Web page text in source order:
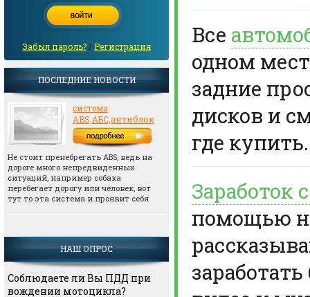
Забыл пароль? /Регистрация
ПОСЛЕДНИЕ НОВОСТИ
система
ABS,АБС,антиблок
Не стоит пренебрегать АВS, ведь на
дороге много непредвиденных
ситуаций, например собака
перебегает дорогу или человек, вот
тут то эта система и проявит себя
НАШ ОПРОС
Соблюдаете ли Вы ПДД при
вождении мотоцикла?
Все
одном
задние
дисков и
где купить.
помощью